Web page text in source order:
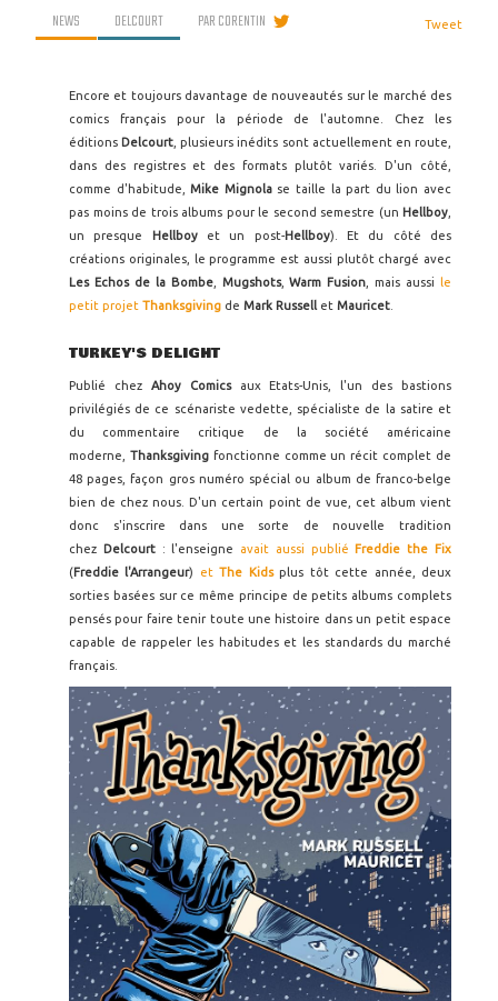
NEWS DELCOURT PARCORENTIN Tweet
Encore et toujours davantage de nouveautés sur le marché des
comics français pour la période de l'automne. Chez les
éditions Delcourt , plusieurs inédits sont actuellement en route,
dans des registres et des formats plutôt variés. D'un côté,
comme d'habitude,Mike Mignolase taille la part du lion avec
pas moins de trois albums pour le second semestre (un Hellboy
un presque
Hellboyet un post-Hellboy). Et du côté des
créations originales, le programme est aussi plutôt chargé avec
Les Echos de la Bombe, Mugshots,Warm Fusion , mais aussi le
petit projet Thanksgiving de Mark Russell et Mauricet
TURKEY'S DELIGHT
Publié chez Ahoy Comicsaux Etats-Unis, l'un des bastions
privilégiés de ce scénariste vedette, spécialiste de la satire et
du commentaire critique de la société américaine
moderne, Thanksgivingfonctionne comme un récit complet de
48 pages, façon gros numéro spécial ou album de franco-belge
bien de chez nous. D'un certain point de vue, cet album vient
donc s'inscrire dans une sorte de nouvelle tradition
chez
Delcourt: l'enseigne avait aussi publié
Freddie the Fix
(Freddie l'Arrangeur) etThe Kidsplus tôt cette année, deux
sorties basées sur ce même principe de petits albums complets
pensés pour faire tenir toute une histoire dans un petit espace
capable de rappeler les habitudes et les standards du marché
français.